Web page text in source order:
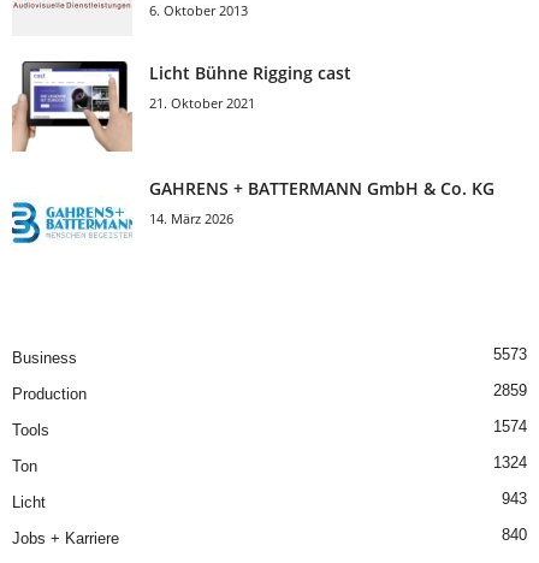
6. Oktober 2013
Licht Bühne Rigging cast
21. Oktober 2021
GAHRENS + BATTERMANN GmbH & Co. KG
14. März 2026
Business 5573
Production 2859
Tools 1574
Ton 1324
Licht 943
Jobs + Karriere
840